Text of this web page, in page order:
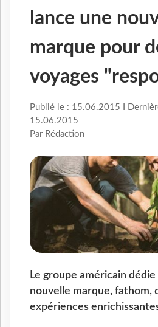
lance une
marque pour
voyages
Publié le : 15.06.2015 I
15.06.2015
Par Rédaction
Le groupe américain
nouvelle marque, fathom,
expériences